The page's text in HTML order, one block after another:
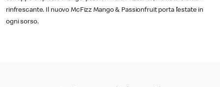
rinfrescante. Il nuovo McFizz Mango & Passionfruit porta l’estate in
ogni sorso.